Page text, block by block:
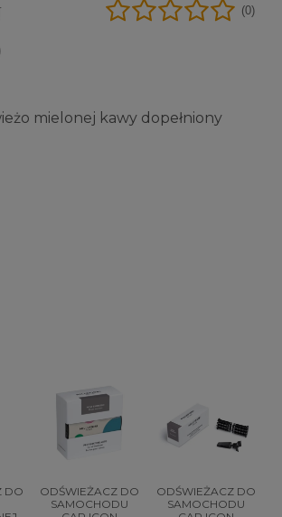
(0)
mielonej kawy dopełniony
DO
ODŚWIEŻACZ DO
SAMOCHODU
ODŚWIEŻACZ DO
SAMOCHODU